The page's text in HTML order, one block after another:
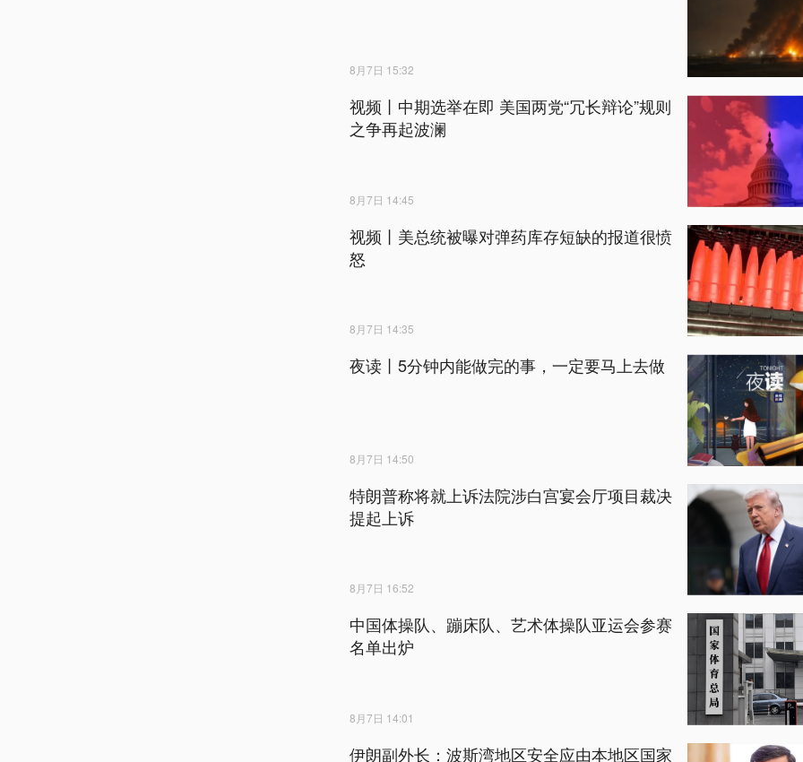
8月7日 15:32
视频丨中期选举在即 美国两党“冗长辩论”规则
之争再起波澜
8月7日 14:45
视频丨美总统被曝对弹药库存短缺的报道很愤
怒
8月7日 14:35
夜读丨5分钟内能做完的事，一定要马上去做
8月7日 14:50
特朗普称将就上诉法院涉白宫宴会厅项目裁决
提起上诉
8月7日 16:52
中国体操队、蹦床队、艺术体操队亚运会参赛
名单出炉
8月7日 14:01
伊朗副外长：波斯湾地区安全应由本地区国家